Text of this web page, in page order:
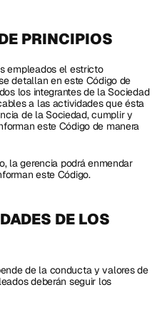
PRINCIPIOS
empleados el estricto
detallan en este Código de
los integrantes de la Sociedad
a las actividades que ésta
de la Sociedad, cumplir y
este Código de manera
la gerencia podrá enmendar
este Código.
DE LOS
de la conducta y valores de
deberán seguir los